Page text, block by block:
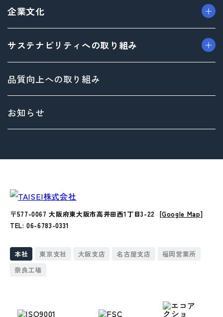
> デザイン事業
> マテリアル事業
> ブランド事業
> フィロソフィ
> 企業概要
> 沿革
> 方針
> 拠点情報
企業文化
> 社内イベント・研修・福利厚生
サステナビリティへの取り組み
サステナビリティ基本方針
Environment（環境）への取り組み
Social（社会）への取り組み
品質向上への取り組み
お知らせ
〒577-0067 大阪府東大阪市高井田西1丁目3-22 [Google Map]
TEL: 06-6783-0331
本社 東京支社 大阪支店 名古屋支店
福岡営業所
奈良工場